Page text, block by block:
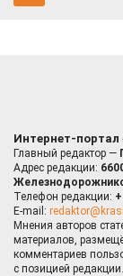
Интернет-
Главный редактор —
Адрес редакции:
Телефон редакции:
E-mail:
Мнения авторов
материалов,
комментариев
с позицией редакции.